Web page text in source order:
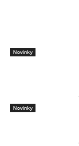
Novinky
Novinky